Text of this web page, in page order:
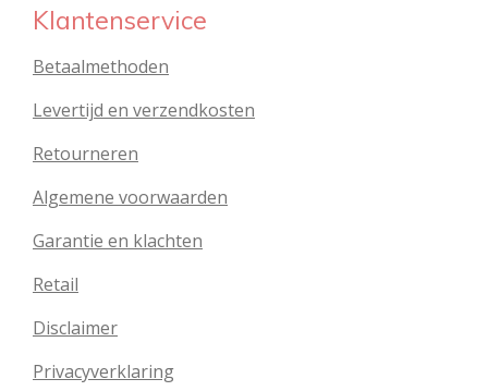
Klantenservice
Betaalmethoden
Levertijd en verzendkosten
Retourneren
Algemene voorwaarden
Garantie en klachten
Retail
Disclaimer
Privacyverklaring